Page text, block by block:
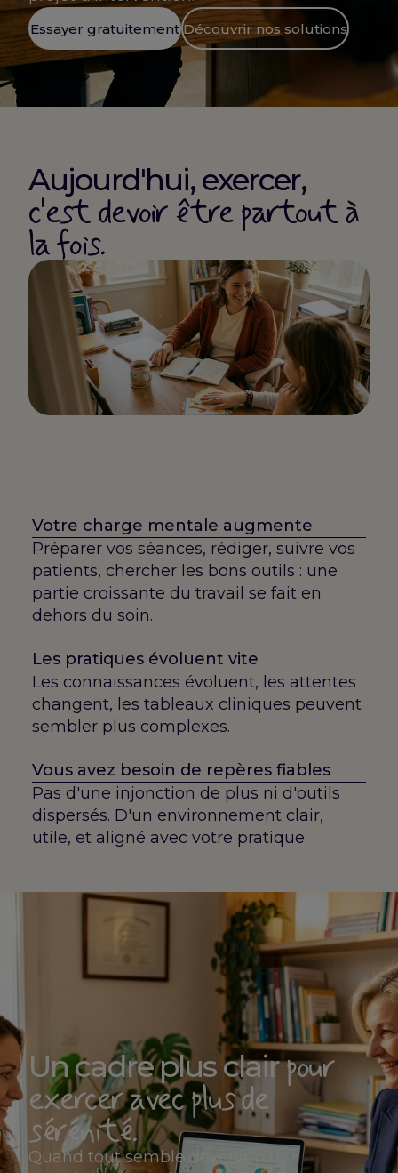
Essayer gratuitement Découvrir nos solutions
Aujourd'hui, exercer,
c'est devoir être partout à
la fois.
Votre charge mentale augmente
Préparer vos séances, rédiger, suivre vos
patients, chercher les bons outils : une
partie croissante du travail se fait en
dehors du soin.
Les pratiques évoluent vite
Les connaissances évoluent, les attentes
changent, les tableaux cliniques peuvent
sembler plus complexes.
Vous avez besoin de repères fiables
Pas d'une injonction de plus ni d'outils
dispersés. D'un environnement clair,
utile, et aligné avec votre pratique.
Un cadre plus clairpour
exercer avec plus de
sérénité.
Quand tout semble devenir plus